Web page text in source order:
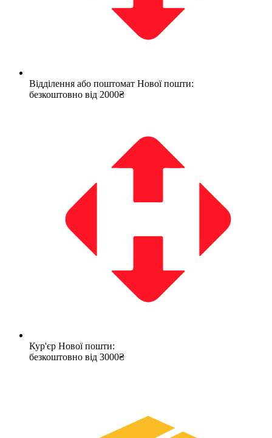
Відділення або поштомат Нової пошти:
безкоштовно від 2000₴
Кур'єр Нової пошти:
безкоштовно від 3000₴